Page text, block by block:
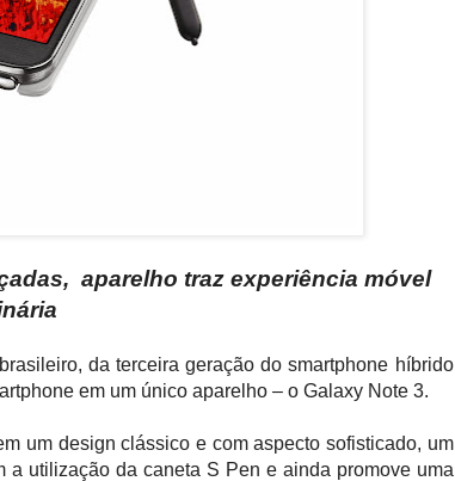
aparelho traz experiência móvel
da terceira geração do smartphone híbrido
em um único aparelho – o Galaxy Note 3.
um design clássico e com aspecto sofisticado, um
utilização da caneta S Pen e ainda promove uma